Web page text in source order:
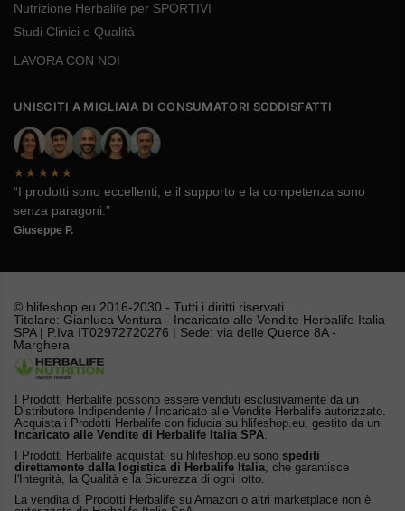
Nutrizione Herbalife per SPORTIVI
Studi Clinici e Qualità
LAVORA CON NOI
UNISCITI A MIGLIAIA DI CONSUMATORI SODDISFATTI
★★★★★
“I prodotti sono eccellenti, e il supporto e la competenza sono
senza paragoni.”
Giuseppe P.
© hlifeshop.eu 2016-2030 - Tutti i diritti riservati.
Titolare: Gianluca Ventura - Incaricato alle Vendite Herbalife Italia
SPA | P.Iva IT02972720276 | Sede: via delle Querce 8A -
Marghera
I Prodotti Herbalife possono essere venduti esclusivamente da un
Distributore Indipendente / Incaricato alle Vendite Herbalife autorizzato.
Acquista i Prodotti Herbalife con fiducia su hlifeshop.eu, gestito da un
Incaricato alle Vendite di Herbalife Italia SPA.
I Prodotti Herbalife acquistati su hlifeshop.eu sono spediti
direttamente dalla logistica di Herbalife Italia, che garantisce
l'Integrità, la Qualità e la Sicurezza di ogni lotto.
La vendita di Prodotti Herbalife su Amazon o altri marketplace non è